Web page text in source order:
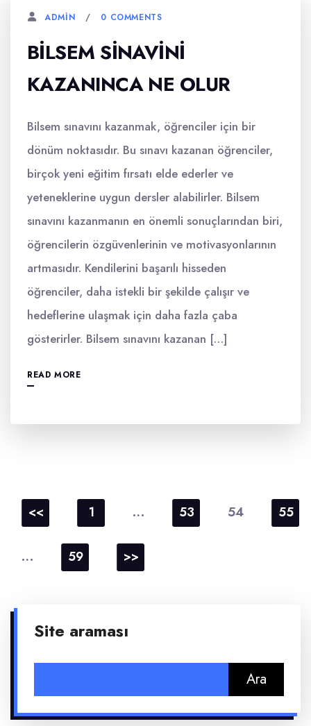
ADMIN 0 COMMENTS
BILSEM SINAVINI
KAZANINCA NE OLUR
Bilsem sınavını kazanmak, öğrenciler için bir
dönüm noktasıdır. Bu sınavı kazanan öğrenciler,
birçok yeni eğitim fırsatı elde ederler ve
yeteneklerine uygun dersler alabilirler. Bilsem
sınavını kazanmanın en önemli sonuçlarından biri,
öğrencilerin özgüvenlerinin ve motivasyonlarının
artmasıdır. Kendilerini başarılı hisseden
öğrenciler, daha istekli bir şekilde çalışır ve
hedeflerine ulaşmak için daha fazla çaba
gösterirler. Bilsem sınavını kazanan […]
READ MORE
sayfalaması
<< 1 … 53 54 55
… 59 >>
Site araması